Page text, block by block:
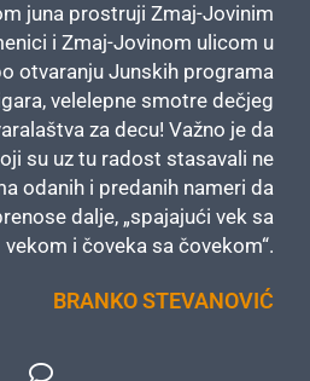
juna prostruji Zmaj-Jovinim
i Zmaj-Jovinom ulicom u
otvaranju Junskih programa
velelepne smotre dečjeg
za decu! Važno je da
su uz tu radost stasavali ne
odanih i predanih nameri da
dalje, „spajajući vek sa
vekom i čoveka sa čovekom“.
BRANKO STEVANOVIĆ